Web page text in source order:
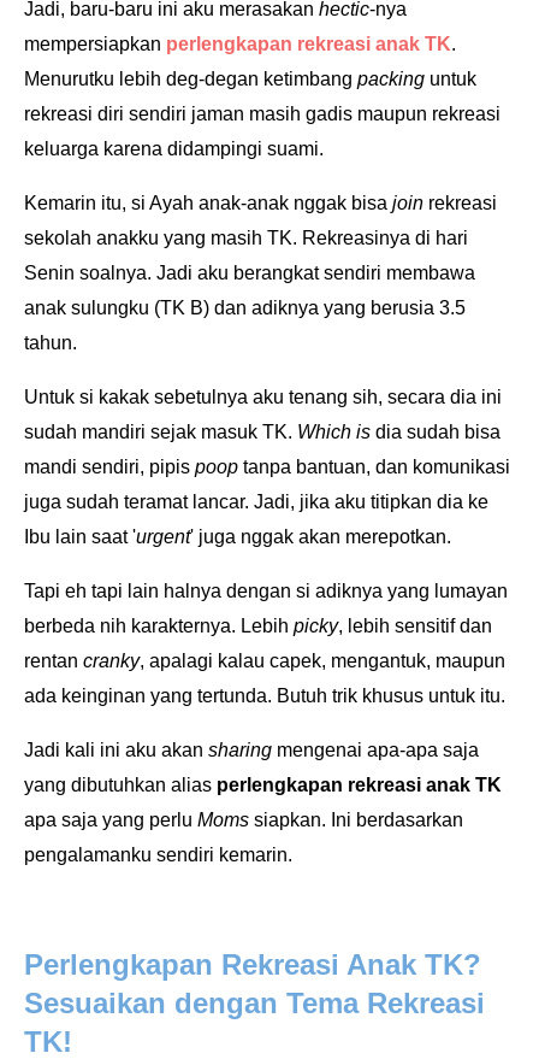
Jadi, baru-baru ini aku merasakan hectic-nya
mempersiapkan perlengkapan rekreasi anak TK.
Menurutku lebih deg-degan ketimbang packing untuk
rekreasi diri sendiri jaman masih gadis maupun rekreasi
keluarga karena didampingi suami.
Kemarin itu, si Ayah anak-anak nggak bisa join rekreasi
sekolah anakku yang masih TK. Rekreasinya di hari
Senin soalnya. Jadi aku berangkat sendiri membawa
anak sulungku (TK B) dan adiknya yang berusia 3.5
tahun.
Untuk si kakak sebetulnya aku tenang sih, secara dia ini
sudah mandiri sejak masuk TK. Which is dia sudah bisa
mandi sendiri, pipis poop tanpa bantuan, dan komunikasi
juga sudah teramat lancar. Jadi, jika aku titipkan dia ke
Ibu lain saat 'urgent' juga nggak akan merepotkan.
Tapi eh tapi lain halnya dengan si adiknya yang lumayan
berbeda nih karakternya. Lebih picky, lebih sensitif dan
rentan cranky, apalagi kalau capek, mengantuk, maupun
ada keinginan yang tertunda. Butuh trik khusus untuk itu.
Jadi kali ini aku akan sharing mengenai apa-apa saja
yang dibutuhkan alias perlengkapan rekreasi anak TK
apa saja yang perlu Moms siapkan. Ini berdasarkan
pengalamanku sendiri kemarin.
Perlengkapan Rekreasi Anak TK?
Sesuaikan dengan Tema Rekreasi
TK!